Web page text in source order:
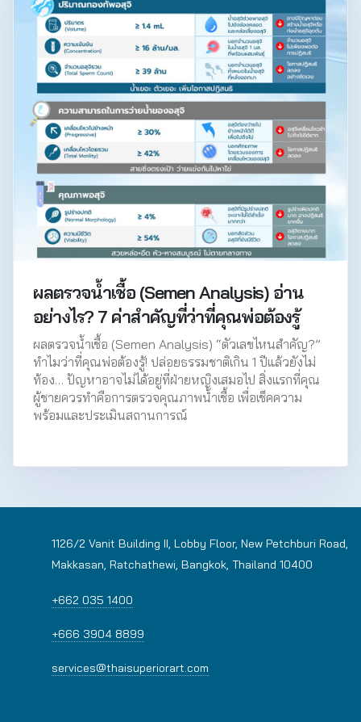
ผลตรวจน้ำเชื้อ (Semen Analysis) อ่าน
อย่างไร? 7 ค่าสำคัญที่ว่าที่คุณพ่อต้องรู้
ผลตรวจน้ำเชื้อ (Semen Analysis) “ตัวเลขไหนสำคัญ?”
ทำไมว่าที่คุณพ่อต้องรู้! ปล่อยธรรมชาติเกิน 1 ปีแล้วยังไม่
ท้อง… ปัญหาอาจไม่ได้อยู่ที่ฝ่ายหญิงเสมอไป สิ่งแรกที่คุณ
ผู้ชายควรทำคือการตรวจคุณภาพน้ำเชื้อ เพื่อเช็คความ
พร้อมและประเมินสถานการณ์
1126/2 Vanit Building II, Lobby Floor, New Petchburi Road,
Makkasan, Ratchathewi, Bangkok, Thailand 10400
+662 035 1400
+666 3904 8899
services@thaisuperiorart.com